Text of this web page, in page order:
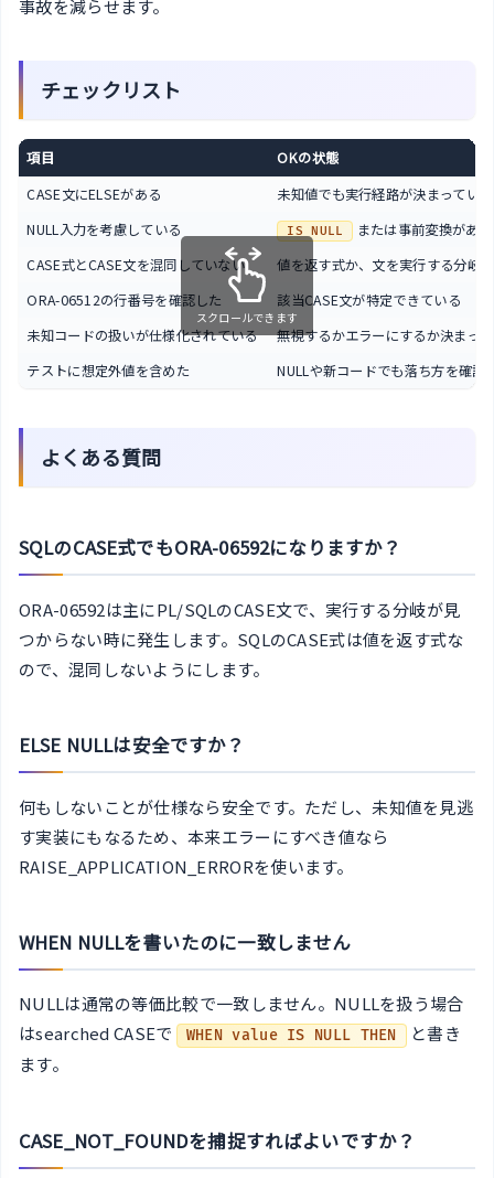
事故を減らせます。
チェックリスト
項目
OKの状態
CASE文にELSEがある
未知値でも実行経路が決まっている
NULL入力を考慮している
IS NULL
または事前変換がある
CASE式とCASE文を混同していない
値を返す式か、文を実行する分岐
ORA-06512の行番号を確認した
該当CASE文が特定できている
未知コードの扱いが仕様化されている
無視するかエラーにするか決まっ
テストに想定外値を含めた
NULLや新コードでも落ち方を確認
スクロールできます
よくある質問
SQLのCASE式でもORA-06592になりますか？
ORA-06592は主にPL/SQLのCASE文で、実行する分岐が見
つからない時に発生します。SQLのCASE式は値を返す式な
ので、混同しないようにします。
ELSE NULLは安全ですか？
何もしないことが仕様なら安全です。ただし、未知値を見逃
す実装にもなるため、本来エラーにすべき値なら
RAISE_APPLICATION_ERRORを使います。
WHEN NULLを書いたのに一致しません
NULLは通常の等価比較で一致しません。NULLを扱う場合
はsearched CASEで
WHEN value IS NULL THEN
と書き
ます。
CASE_NOT_FOUNDを捕捉すればよいですか？